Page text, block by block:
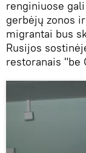
renginiuose
gerbėjų zonos
migrantai bus
Rusijos
restoranais "be